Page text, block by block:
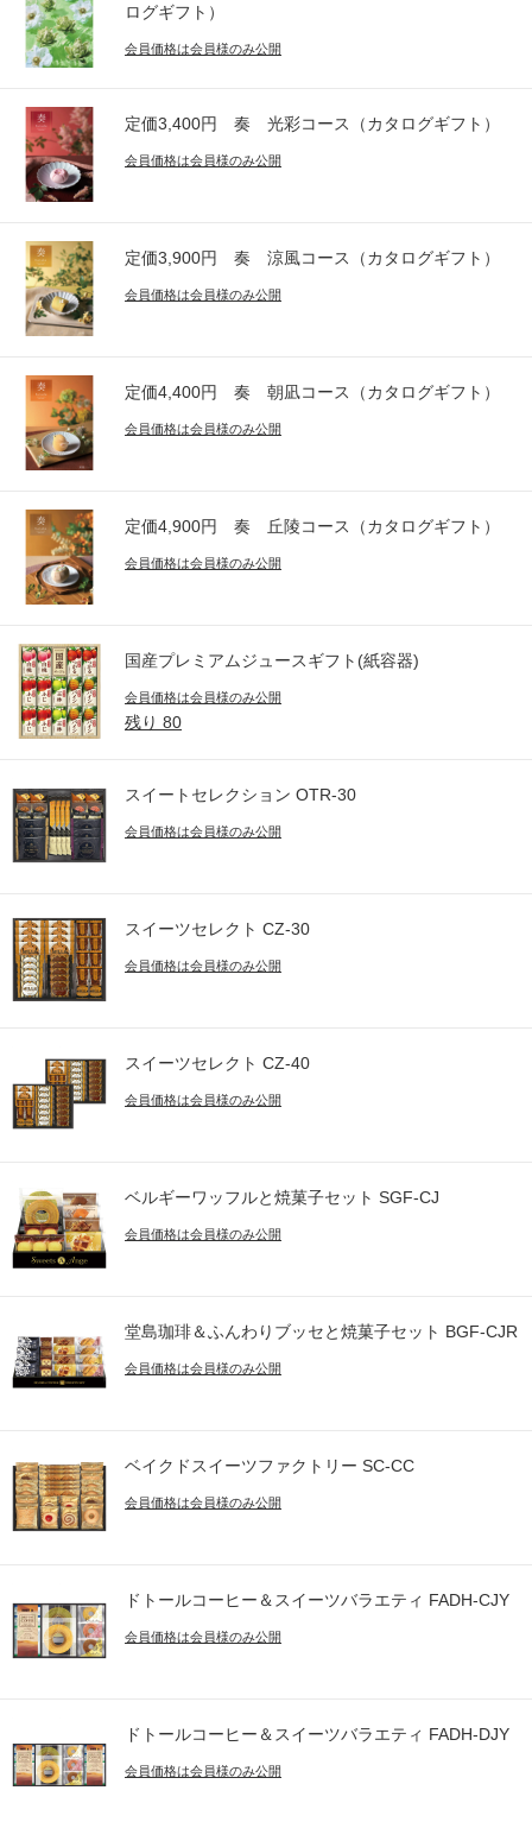
ログギフト）
会員価格は会員様のみ公開
定価3,400円 奏 光彩コース（カタログギフト）
会員価格は会員様のみ公開
定価3,900円 奏 涼風コース（カタログギフト）
会員価格は会員様のみ公開
定価4,400円 奏 朝凪コース（カタログギフト）
会員価格は会員様のみ公開
定価4,900円 奏 丘陵コース（カタログギフト）
会員価格は会員様のみ公開
国産プレミアムジュースギフト(紙容器)
会員価格は会員様のみ公開
残り 80
スイートセレクション OTR-30
会員価格は会員様のみ公開
スイーツセレクト CZ-30
会員価格は会員様のみ公開
スイーツセレクト CZ-40
会員価格は会員様のみ公開
ベルギーワッフルと焼菓子セット SGF-CJ
会員価格は会員様のみ公開
堂島珈琲＆ふんわりブッセと焼菓子セット BGF-CJR
会員価格は会員様のみ公開
ベイクドスイーツファクトリー SC-CC
会員価格は会員様のみ公開
ドトールコーヒー＆スイーツバラエティ FADH-CJY
会員価格は会員様のみ公開
ドトールコーヒー＆スイーツバラエティ FADH-DJY
会員価格は会員様のみ公開